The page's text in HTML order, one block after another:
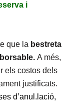
i
que la bestreta
A més,
els costos dels
justificats.
d’anul.lació,